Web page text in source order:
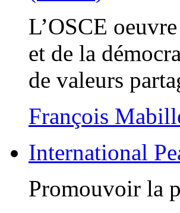
L’OSCE
et de la
de valeurs
François
International
Promouvoir la